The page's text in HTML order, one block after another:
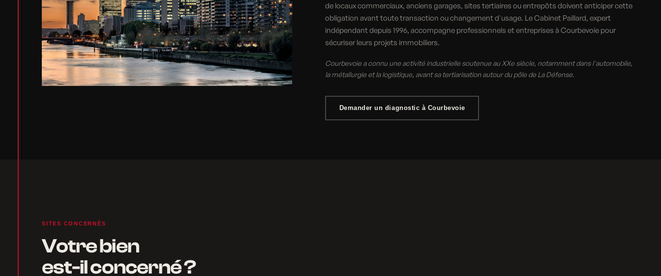
de locaux commerciaux, anciens garages, sites tertiaires ou entrepôts doivent anticiper cette
obligation avant toute transaction ou changement d'usage. Le Cabinet Paillard, expert
indépendant depuis 1996, accompagne professionnels et entreprises à Courbevoie pour
sécuriser leurs projets immobiliers.
Courbevoie a connu une activité industrielle soutenue au XXe siècle, notamment dans l'automobile,
la métallurgie et la logistique, avant sa tertiarisation autour du pôle de La Défense.
Demander un diagnostic à Courbevoie
SITES CONCERNÉS
Votre bien
est-il concerné ?